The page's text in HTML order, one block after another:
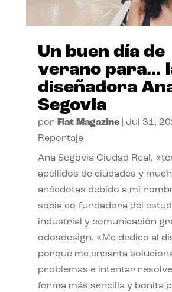
Un buen día de
verano para…
diseñadora
Segovia
por Flat Magazine| Jul 31,
Reportaje
Ana Segovia Ciudad Real,
apellidos de ciudades y
anécdotas debido a mi
socia co-fundadora del
industrial y comunicación
odosdesign. «Me dedico al
porque me encanta
problemas e intentar
forma más sencilla y bonita